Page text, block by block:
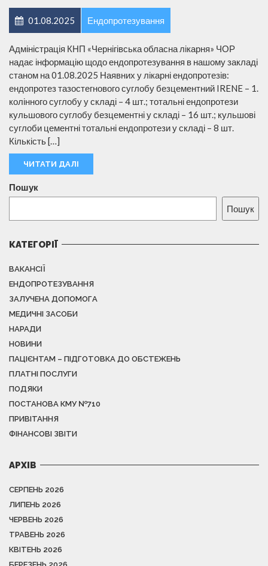
01.08.2025 Ендопротезування
Адміністрація КНП «Чернігівська обласна лікарня» ЧОР
надає інформацію щодо ендопротезування в нашому закладі
станом на 01.08.2025 Наявних у лікарні ендопротезів:
ендопротез тазостегнового суглобу безцементний IRENE – 1.
колінного суглобу у складі – 4 шт.; тотальні ендопротези
кульшового суглобу безцементні у складі – 16 шт.; кульшові
суглоби цементні тотальні ендопротези у складі – 8 шт.
Кількість […]
ЧИТАТИ ДАЛІ
Пошук
Пошук
КАТЕГОРІЇ
ВАКАНСІЇ
ЕНДОПРОТЕЗУВАННЯ
ЗАЛУЧЕНА ДОПОМОГА
МЕДИЧНІ ЗАСОБИ
НАРАДИ
НОВИНИ
ПАЦІЄНТАМ – ПІДГОТОВКА ДО ОБСТЕЖЕНЬ
ПЛАТНІ ПОСЛУГИ
ПОДЯКИ
ПОСТАНОВА КМУ №710
ПРИВІТАННЯ
ФІНАНСОВІ ЗВІТИ
АРХІВ
СЕРПЕНЬ 2026
ЛИПЕНЬ 2026
ЧЕРВЕНЬ 2026
ТРАВЕНЬ 2026
КВІТЕНЬ 2026